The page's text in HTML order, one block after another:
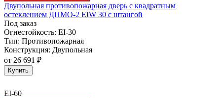
Двупольная противопожарная дверь с квадратным
остеклением ДПМО-2 EIW 30 с штангой
Под заказ
Огнестойкость: EI-30
Тип: Противопожарная
Конструкция: Двупольная
от 26 691 ₽
Купить
EI-60